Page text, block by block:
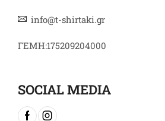
info@t-shirtaki.gr
ΓΕΜΗ:175209204000
SOCIAL MEDIA